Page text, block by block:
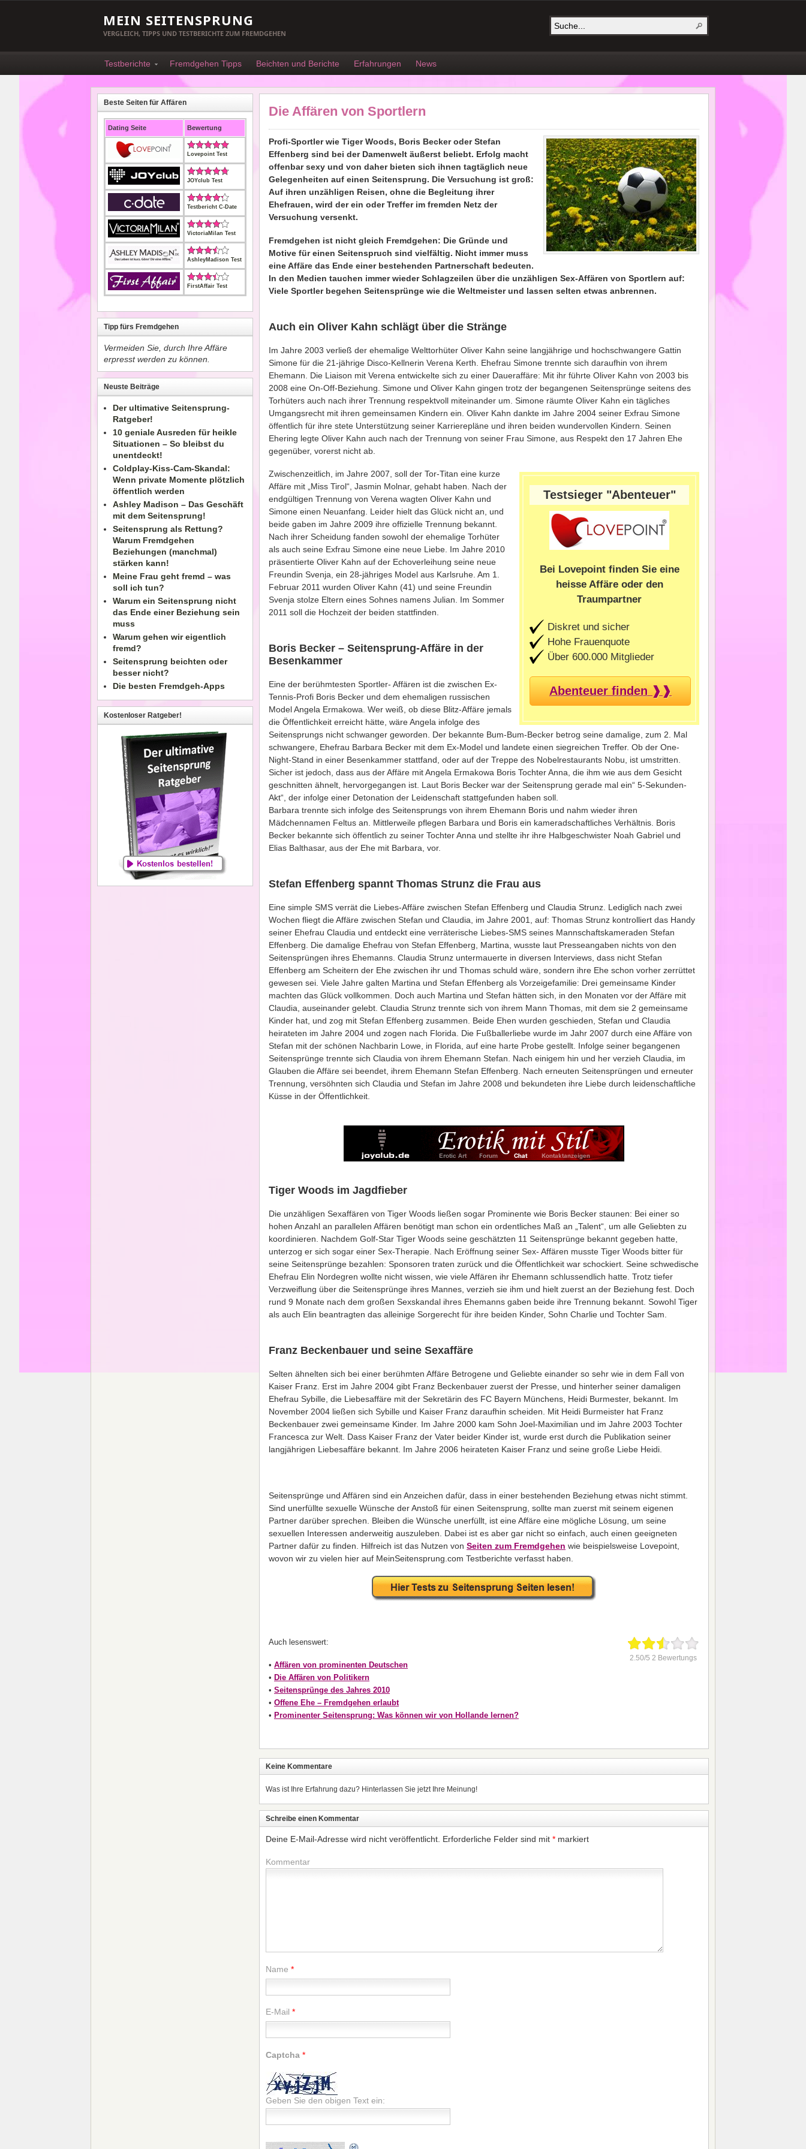
MEIN SEITENSPRUNG
VERGLEICH, TIPPS UND TESTBERICHTE ZUM FREMDGEHEN
Testberichte Fremdgehen Tipps Beichten und Berichte Erfahrungen News
Die Affären von Sportlern
Profi-Sportler wie Tiger Woods, Boris Becker oder Stefan
Effenberg sind bei der Damenwelt äußerst beliebt. Erfolg macht
offenbar sexy und von daher bieten sich ihnen tagtäglich neue
Gelegenheiten auf einen Seitensprung. Die Versuchung ist groß:
Auf ihren unzähligen Reisen, ohne die Begleitung ihrer
Ehefrauen, wird der ein oder Treffer im fremden Netz der
Versuchung versenkt.
Fremdgehen ist nicht gleich Fremdgehen: Die Gründe und
Motive für einen Seitenspruch sind vielfältig. Nicht immer muss
eine Affäre das Ende einer bestehenden Partnerschaft bedeuten.
In den Medien tauchen immer wieder Schlagzeilen über die unzähligen Sex-Affären von Sportlern auf:
Viele Sportler begehen Seitensprünge wie die Weltmeister und lassen selten etwas anbrennen.
Auch ein Oliver Kahn schlägt über die Stränge
Im Jahre 2003 verließ der ehemalige Welttorhüter Oliver Kahn seine langjährige und hochschwangere Gattin
Simone für die 21-jährige Disco-Kellnerin Verena Kerth. Ehefrau Simone trennte sich daraufhin von ihrem
Ehemann. Die Liaison mit Verena entwickelte sich zu einer Daueraffäre: Mit ihr führte Oliver Kahn von 2003 bis
2008 eine On-Off-Beziehung. Simone und Oliver Kahn gingen trotz der begangenen Seitensprünge seitens des
Torhüters auch nach ihrer Trennung respektvoll miteinander um. Simone räumte Oliver Kahn ein tägliches
Umgangsrecht mit ihren gemeinsamen Kindern ein. Oliver Kahn dankte im Jahre 2004 seiner Exfrau Simone
öffentlich für ihre stete Unterstützung seiner Karrierepläne und ihren beiden wundervollen Kindern. Seinen
Ehering legte Oliver Kahn auch nach der Trennung von seiner Frau Simone, aus Respekt den 17 Jahren Ehe
gegenüber, vorerst nicht ab.
Testsieger "Abenteuer"
Bei Lovepoint finden Sie eine
heisse Affäre oder den
Traumpartner
Diskret und sicher
Hohe Frauenquote
Über 600.000 Mitglieder
Abenteuer finden ❱❱
Zwischenzeitlich, im Jahre 2007, soll der Tor-Titan eine kurze
Affäre mit „Miss Tirol“, Jasmin Molnar, gehabt haben. Nach der
endgültigen Trennung von Verena wagten Oliver Kahn und
Simone einen Neuanfang. Leider hielt das Glück nicht an, und
beide gaben im Jahre 2009 ihre offizielle Trennung bekannt.
Nach ihrer Scheidung fanden sowohl der ehemalige Torhüter
als auch seine Exfrau Simone eine neue Liebe. Im Jahre 2010
präsentierte Oliver Kahn auf der Echoverleihung seine neue
Freundin Svenja, ein 28-jähriges Model aus Karlsruhe. Am 1.
Februar 2011 wurden Oliver Kahn (41) und seine Freundin
Svenja stolze Eltern eines Sohnes namens Julian. Im Sommer
2011 soll die Hochzeit der beiden stattfinden.
Boris Becker – Seitensprung-Affäre in der
Besenkammer
Eine der berühmtesten Sportler- Affären ist die zwischen Ex-
Tennis-Profi Boris Becker und dem ehemaligen russischen
Model Angela Ermakowa. Wer weiß, ob diese Blitz-Affäre jemals
die Öffentlichkeit erreicht hätte, wäre Angela infolge des
Seitensprungs nicht schwanger geworden. Der bekannte Bum-Bum-Becker betrog seine damalige, zum 2. Mal
schwangere, Ehefrau Barbara Becker mit dem Ex-Model und landete einen siegreichen Treffer. Ob der One-
Night-Stand in einer Besenkammer stattfand, oder auf der Treppe des Nobelrestaurants Nobu, ist umstritten.
Sicher ist jedoch, dass aus der Affäre mit Angela Ermakowa Boris Tochter Anna, die ihm wie aus dem Gesicht
geschnitten ähnelt, hervorgegangen ist. Laut Boris Becker war der Seitensprung gerade mal ein“ 5-Sekunden-
Akt“, der infolge einer Detonation der Leidenschaft stattgefunden haben soll.
Barbara trennte sich infolge des Seitensprungs von ihrem Ehemann Boris und nahm wieder ihren
Mädchennamen Feltus an. Mittlerweile pflegen Barbara und Boris ein kameradschaftliches Verhältnis. Boris
Becker bekannte sich öffentlich zu seiner Tochter Anna und stellte ihr ihre Halbgeschwister Noah Gabriel und
Elias Balthasar, aus der Ehe mit Barbara, vor.
Stefan Effenberg spannt Thomas Strunz die Frau aus
Eine simple SMS verrät die Liebes-Affäre zwischen Stefan Effenberg und Claudia Strunz. Lediglich nach zwei
Wochen fliegt die Affäre zwischen Stefan und Claudia, im Jahre 2001, auf: Thomas Strunz kontrolliert das Handy
seiner Ehefrau Claudia und entdeckt eine verräterische Liebes-SMS seines Mannschaftskameraden Stefan
Effenberg. Die damalige Ehefrau von Stefan Effenberg, Martina, wusste laut Presseangaben nichts von den
Seitensprüngen ihres Ehemanns. Claudia Strunz untermauerte in diversen Interviews, dass nicht Stefan
Effenberg am Scheitern der Ehe zwischen ihr und Thomas schuld wäre, sondern ihre Ehe schon vorher zerrüttet
gewesen sei. Viele Jahre galten Martina und Stefan Effenberg als Vorzeigefamilie: Drei gemeinsame Kinder
machten das Glück vollkommen. Doch auch Martina und Stefan hätten sich, in den Monaten vor der Affäre mit
Claudia, auseinander gelebt. Claudia Strunz trennte sich von ihrem Mann Thomas, mit dem sie 2 gemeinsame
Kinder hat, und zog mit Stefan Effenberg zusammen. Beide Ehen wurden geschieden, Stefan und Claudia
heirateten im Jahre 2004 und zogen nach Florida. Die Fußballerliebe wurde im Jahr 2007 durch eine Affäre von
Stefan mit der schönen Nachbarin Lowe, in Florida, auf eine harte Probe gestellt. Infolge seiner begangenen
Seitensprünge trennte sich Claudia von ihrem Ehemann Stefan. Nach einigem hin und her verzieh Claudia, im
Glauben die Affäre sei beendet, ihrem Ehemann Stefan Effenberg. Nach erneuten Seitensprüngen und erneuter
Trennung, versöhnten sich Claudia und Stefan im Jahre 2008 und bekundeten ihre Liebe durch leidenschaftliche
Küsse in der Öffentlichkeit.
Tiger Woods im Jagdfieber
Die unzähligen Sexaffären von Tiger Woods ließen sogar Prominente wie Boris Becker staunen: Bei einer so
hohen Anzahl an parallelen Affären benötigt man schon ein ordentliches Maß an „Talent“, um alle Geliebten zu
koordinieren. Nachdem Golf-Star Tiger Woods seine geschätzten 11 Seitensprünge bekannt gegeben hatte,
unterzog er sich sogar einer Sex-Therapie. Nach Eröffnung seiner Sex- Affären musste Tiger Woods bitter für
seine Seitensprünge bezahlen: Sponsoren traten zurück und die Öffentlichkeit war schockiert. Seine schwedische
Ehefrau Elin Nordegren wollte nicht wissen, wie viele Affären ihr Ehemann schlussendlich hatte. Trotz tiefer
Verzweiflung über die Seitensprünge ihres Mannes, verzieh sie ihm und hielt zuerst an der Beziehung fest. Doch
rund 9 Monate nach dem großen Sexskandal ihres Ehemanns gaben beide ihre Trennung bekannt. Sowohl Tiger
als auch Elin beantragten das alleinige Sorgerecht für ihre beiden Kinder, Sohn Charlie und Tochter Sam.
Franz Beckenbauer und seine Sexaffäre
Selten ähnelten sich bei einer berühmten Affäre Betrogene und Geliebte einander so sehr wie in dem Fall von
Kaiser Franz. Erst im Jahre 2004 gibt Franz Beckenbauer zuerst der Presse, und hinterher seiner damaligen
Ehefrau Sybille, die Liebesaffäre mit der Sekretärin des FC Bayern Münchens, Heidi Burmester, bekannt. Im
November 2004 ließen sich Sybille und Kaiser Franz daraufhin scheiden. Mit Heidi Burmeister hat Franz
Beckenbauer zwei gemeinsame Kinder. Im Jahre 2000 kam Sohn Joel-Maximilian und im Jahre 2003 Tochter
Francesca zur Welt. Dass Kaiser Franz der Vater beider Kinder ist, wurde erst durch die Publikation seiner
langjährigen Liebesaffäre bekannt. Im Jahre 2006 heirateten Kaiser Franz und seine große Liebe Heidi.
Seitensprünge und Affären sind ein Anzeichen dafür, dass in einer bestehenden Beziehung etwas nicht stimmt.
Sind unerfüllte sexuelle Wünsche der Anstoß für einen Seitensprung, sollte man zuerst mit seinem eigenen
Partner darüber sprechen. Bleiben die Wünsche unerfüllt, ist eine Affäre eine mögliche Lösung, um seine
sexuellen Interessen anderweitig auszuleben. Dabei ist es aber gar nicht so einfach, auch einen geeigneten
Partner dafür zu finden. Hilfreich ist das Nutzen von Seiten zum Fremdgehen wie beispielsweise Lovepoint,
wovon wir zu vielen hier auf MeinSeitensprung.com Testberichte verfasst haben.
2.50/5 2 Bewertungs
Auch lesenswert:
• Affären von prominenten Deutschen
• Die Affären von Politikern
• Seitensprünge des Jahres 2010
• Offene Ehe – Fremdgehen erlaubt
• Prominenter Seitensprung: Was können wir von Hollande lernen?
Keine Kommentare
Was ist Ihre Erfahrung dazu? Hinterlassen Sie jetzt Ihre Meinung!
Schreibe einen Kommentar
Deine E-Mail-Adresse wird nicht veröffentlicht. Erforderliche Felder sind mit * markiert
Kommentar
Name *
E-Mail *
Captcha *
Geben Sie den obigen Text ein:
Beste Seiten für Affären
Dating Seite Bewertung
Lovepoint Test
JOYclub Test
Testbericht C-Date
VictoriaMilan Test
AshleyMadison Test
FirstAffair Test
Tipp fürs Fremdgehen
Vermeiden Sie, durch Ihre Affäre
erpresst werden zu können.
Neuste Beiträge
Der ultimative Seitensprung-
Ratgeber!
10 geniale Ausreden für heikle
Situationen – So bleibst du
unentdeckt!
Coldplay-Kiss-Cam-Skandal:
Wenn private Momente plötzlich
öffentlich werden
Ashley Madison – Das Geschäft
mit dem Seitensprung!
Seitensprung als Rettung?
Warum Fremdgehen
Beziehungen (manchmal)
stärken kann!
Meine Frau geht fremd – was
soll ich tun?
Warum ein Seitensprung nicht
das Ende einer Beziehung sein
muss
Warum gehen wir eigentlich
fremd?
Seitensprung beichten oder
besser nicht?
Die besten Fremdgeh-Apps
Kostenloser Ratgeber!